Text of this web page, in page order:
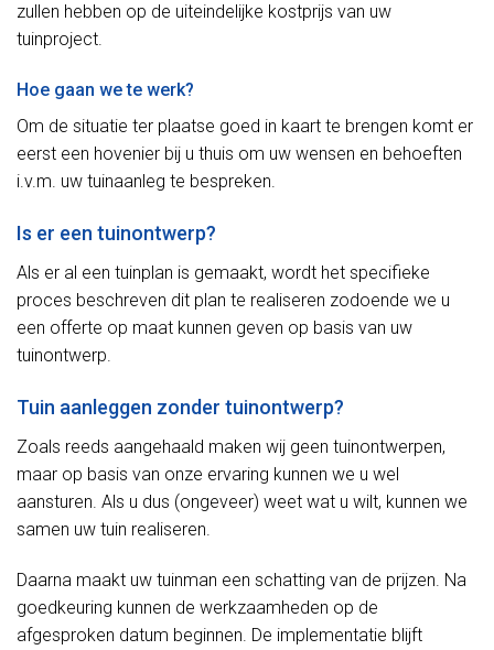
zullen hebben op de uiteindelijke kostprijs van uw
tuinproject.
Hoe gaan we te werk?
Om de situatie ter plaatse goed in kaart te brengen komt er
eerst een hovenier bij u thuis om uw wensen en behoeften
i.v.m. uw tuinaanleg te bespreken.
Is er een tuinontwerp?
Als er al een tuinplan is gemaakt, wordt het specifieke
proces beschreven dit plan te realiseren zodoende we u
een offerte op maat kunnen geven op basis van uw
tuinontwerp.
Tuin aanleggen zonder tuinontwerp?
Zoals reeds aangehaald maken wij geen tuinontwerpen,
maar op basis van onze ervaring kunnen we u wel
aansturen. Als u dus (ongeveer) weet wat u wilt, kunnen we
samen uw tuin realiseren.
Daarna maakt uw tuinman een schatting van de prijzen. Na
goedkeuring kunnen de werkzaamheden op de
afgesproken datum beginnen. De implementatie blijft